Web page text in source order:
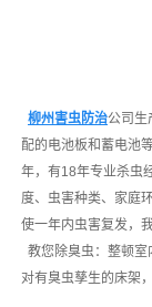
柳州害虫防治公司生
配的电池板和蓄电池
年，有18年专业杀虫
度、虫害种类、家庭
使一年内虫害复发，
教您除臭虫：整顿
对有臭虫孳生的床架